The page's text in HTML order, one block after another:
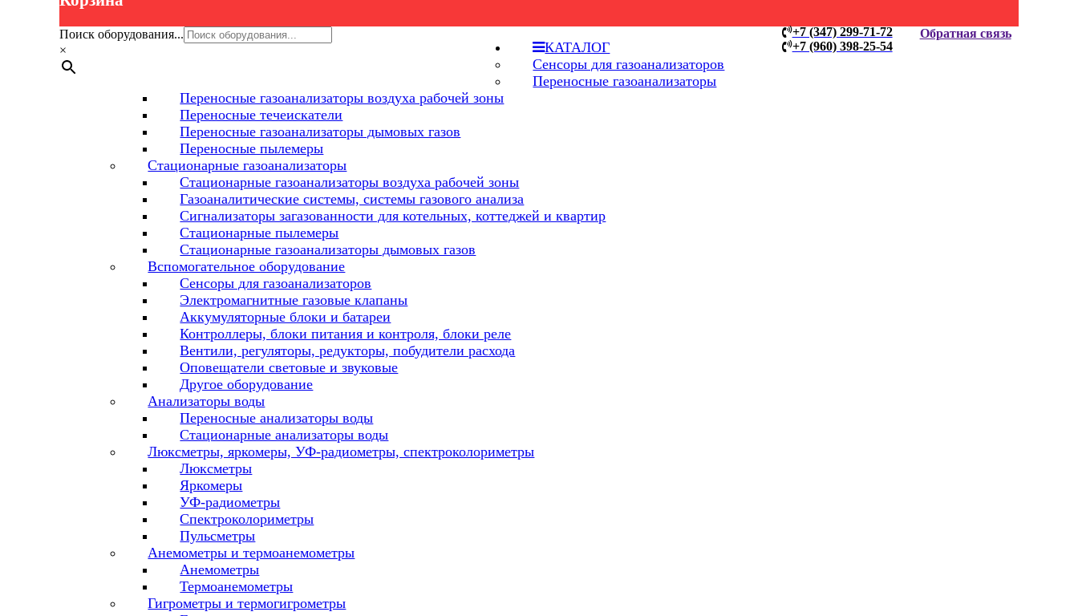
Обратная связь
+7 (347) 299-71-72
+7 (960) 398-25-54
Поиск оборудования...
×
КАТАЛОГ
Сенсоры для газоанализаторов
Переносные газоанализаторы
Переносные газоанализаторы воздуха рабочей зоны
Переносные течеискатели
Переносные газоанализаторы дымовых газов
Переносные пылемеры
Стационарные газоанализаторы
Стационарные газоанализаторы воздуха рабочей зоны
Газоаналитические системы, системы газового анализа
Сигнализаторы загазованности для котельных, коттеджей и квартир
Стационарные пылемеры
Стационарные газоанализаторы дымовых газов
Вспомогательное оборудование
Сенсоры для газоанализаторов
Электромагнитные газовые клапаны
Аккумуляторные блоки и батареи
Контроллеры, блоки питания и контроля, блоки реле
Вентили, регуляторы, редукторы, побудители расхода
Оповещатели световые и звуковые
Другое оборудование
Анализаторы воды
Переносные анализаторы воды
Стационарные анализаторы воды
Люксметры, яркомеры, УФ-радиометры, спектроколориметры
Люксметры
Яркомеры
УФ-радиометры
Спектроколориметры
Пульсметры
Анемометры и термоанемометры
Анемометры
Термоанемометры
Гигрометры и термогигрометры